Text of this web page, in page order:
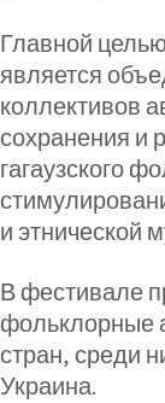
Главной
является
коллективов
сохранения и
гагаузского
и этнической
В фестивале
фольклорные
стран, среди
Украина.